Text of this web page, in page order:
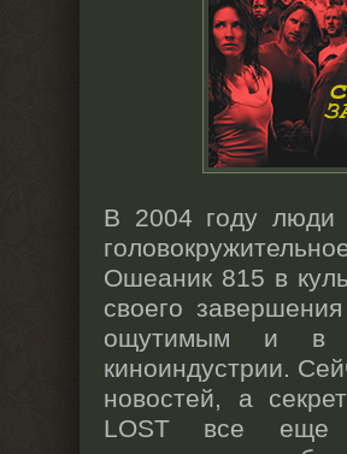
В 2004 году люди
Ошеаник 815 в
своего
ощутимым и в
киноиндустрии.
новостей, а
LOST все еще